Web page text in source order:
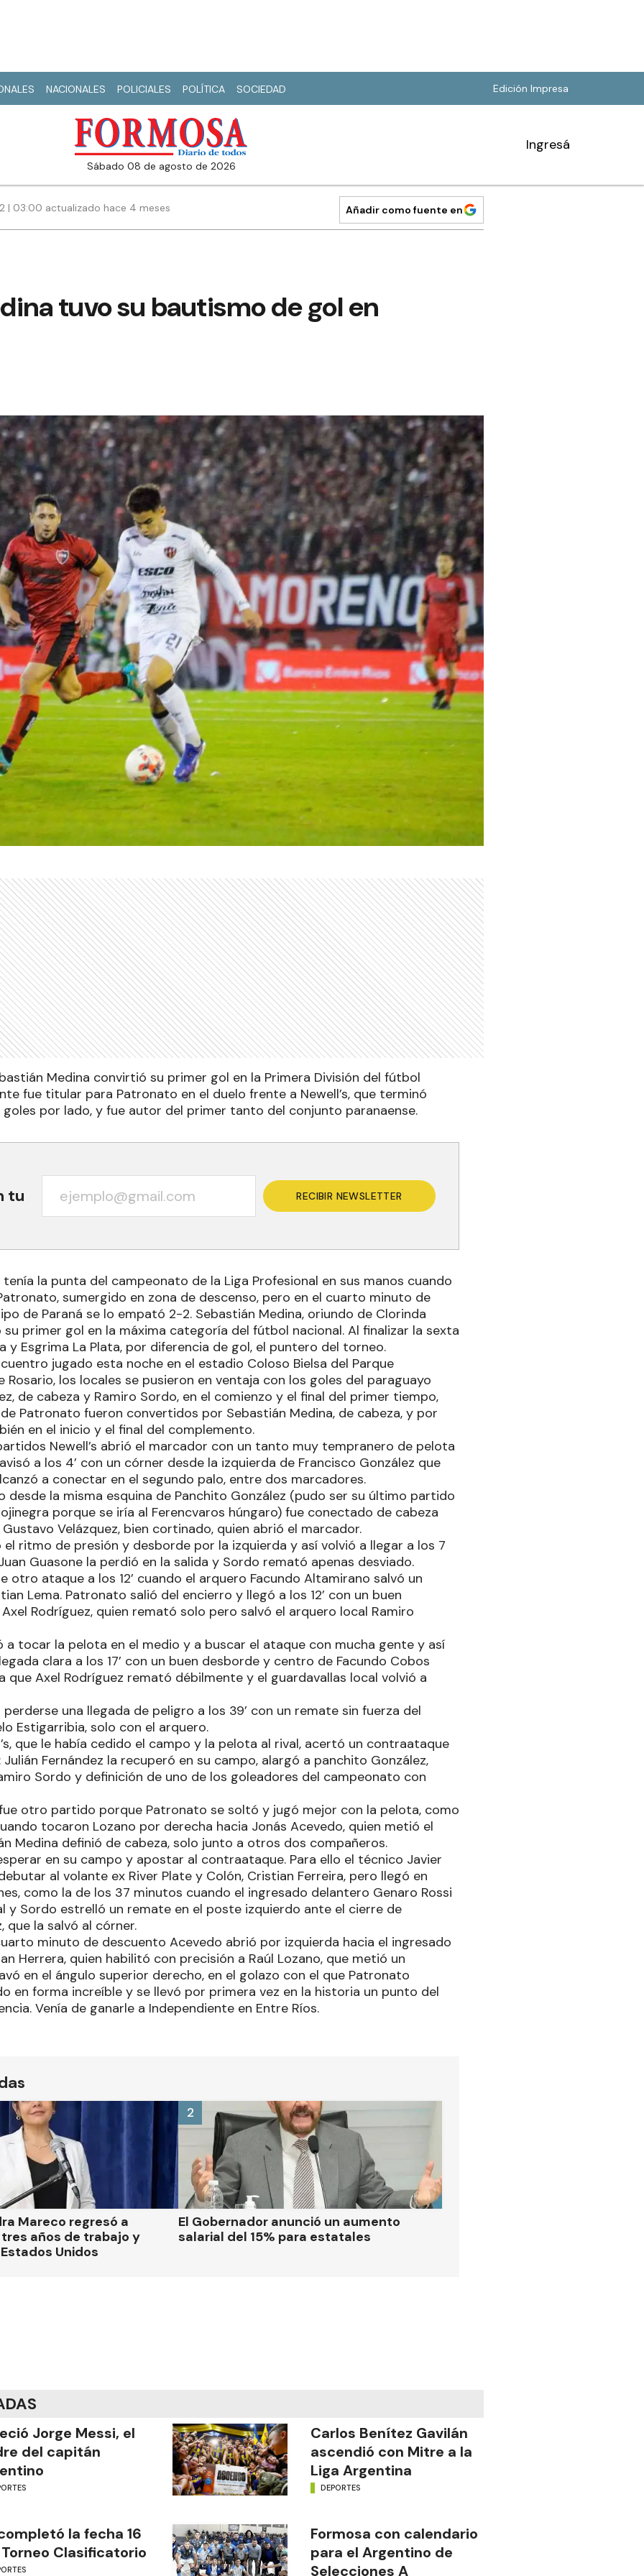
NACIONALES POLICIALES POLÍTICA SOCIEDAD Edición Impresa
sábado 08 de agosto de 2026
Ingresá
| 03:00 actualizado hace 4 meses Añadir como fuente en
tuvo su bautismo de gol en
Medina convirtió su primer gol en la Primera División del fútbol
fue titular para Patronato en el duelo frente a Newell’s, que terminó
por lado, y fue autor del primer tanto del conjunto paranaense.
tu RECIBIR NEWSLETTER
tenía la punta del campeonato de la Liga Profesional en sus manos cuando
sumergido en zona de descenso, pero en el cuarto minuto de
de Paraná se lo empató 2-2. Sebastián Medina, oriundo de Clorinda
primer gol en la máxima categoría del fútbol nacional. Al finalizar la sexta
y Esgrima La Plata, por diferencia de gol, el puntero del torneo.
jugado esta noche en el estadio Coloso Bielsa del Parque
Rosario, los locales se pusieron en ventaja con los goles del paraguayo
de cabeza y Ramiro Sordo, en el comienzo y el final del primer tiempo,
Patronato fueron convertidos por Sebastián Medina, de cabeza, y por
en el inicio y el final del complemento.
Newell’s abrió el marcador con un tanto muy tempranero de pelota
a los 4’ con un córner desde la izquierda de Francisco González que
a conectar en el segundo palo, entre dos marcadores.
desde la misma esquina de Panchito González (pudo ser su último partido
porque se iría al Ferencvaros húngaro) fue conectado de cabeza
Velázquez, bien cortinado, quien abrió el marcador.
el ritmo de presión y desborde por la izquierda y así volvió a llegar a los 7
Guasone la perdió en la salida y Sordo remató apenas desviado.
otro ataque a los 12’ cuando el arquero Facundo Altamirano salvó un
Lema. Patronato salió del encierro y llegó a los 12’ con un buen
Rodríguez, quien remató solo pero salvó el arquero local Ramiro
a tocar la pelota en el medio y a buscar el ataque con mucha gente y así
clara a los 17’ con un buen desborde y centro de Facundo Cobos
que Axel Rodríguez remató débilmente y el guardavallas local volvió a
una llegada de peligro a los 39’ con un remate sin fuerza del
Estigarribia, solo con el arquero.
que le había cedido el campo y la pelota al rival, acertó un contraataque
Fernández la recuperó en su campo, alargó a panchito González,
Sordo y definición de uno de los goleadores del campeonato con
otro partido porque Patronato se soltó y jugó mejor con la pelota, como
tocaron Lozano por derecha hacia Jonás Acevedo, quien metió el
Medina definió de cabeza, solo junto a otros dos compañeros.
en su campo y apostar al contraataque. Para ello el técnico Javier
al volante ex River Plate y Colón, Cristian Ferreira, pero llegó en
como la de los 37 minutos cuando el ingresado delantero Genaro Rossi
y Sordo estrelló un remate en el poste izquierdo ante el cierre de
que la salvó al córner.
minuto de descuento Acevedo abrió por izquierda hacia el ingresado
Herrera, quien habilitó con precisión a Raúl Lozano, que metió un
en el ángulo superior derecho, en el golazo con el que Patronato
en forma increíble y se llevó por primera vez en la historia un punto del
Venía de ganarle a Independiente en Entre Ríos.
Mareco regresó a
años de trabajo y
Unidos
El Gobernador anunció un aumento
salarial del 15% para estatales
2
Jorge Messi, el
del capitán
Carlos Benítez Gavilán
ascendió con Mitre a la
Liga Argentina
DEPORTES
la fecha 16
Clasificatorio
Formosa con calendario
para el Argentino de
Selecciones A